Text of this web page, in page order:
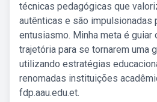
técnicas pedagógicas que
autênticas e são impulsionadas
entusiasmo. Minha meta é
trajetória para se tornarem uma
utilizando estratégias
renomadas instituições
fdp.aau.edu.et.